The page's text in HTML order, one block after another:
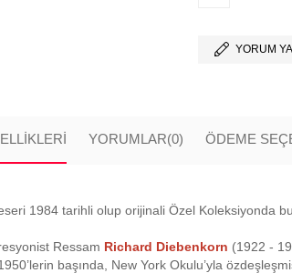
YORUM
YORUMLAR(0) ÖDEME
1984 tarihli olup orijinali Özel Koleksiyonda
Ressam Richard Diebenkorn (1922 -
başında, New York Okulu’yla